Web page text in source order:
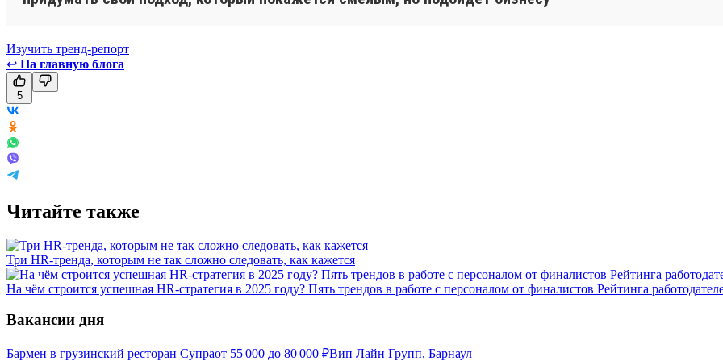
Изучить тренд-репорт
↩ На главную блога
5
Читайте также
Три HR-тренда, которым не так сложно следовать, как кажется
На чём строится успешная HR-стратегия в 2025 году? Пять трендов в работе с персоналом от финалистов Рейтинга
Вакансии дня
Бармен в грузинский ресторан Супраот 55 000 до 80 000 ₽Вип Лайн Групп, Барнаул